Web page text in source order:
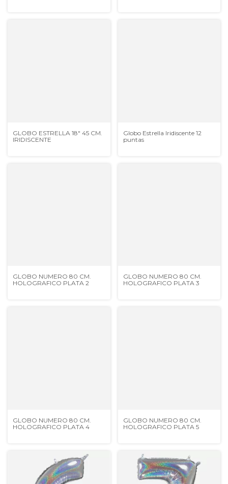
GLOBO ESTRELLA 18" 45 CM.
IRIDISCENTE
Globo Estrella Iridiscente 12
puntas
GLOBO NUMERO 80 CM.
HOLOGRAFICO PLATA 2
GLOBO NUMERO 80 CM.
HOLOGRAFICO PLATA 3
GLOBO NUMERO 80 CM.
HOLOGRAFICO PLATA 4
GLOBO NUMERO 80 CM.
HOLOGRAFICO PLATA 5